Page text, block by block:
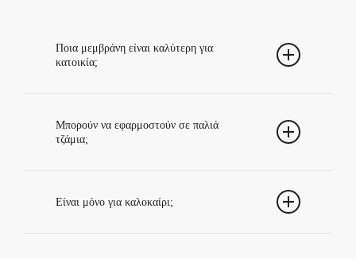
Ποια μεμβράνη είναι καλύτερη για
κατοικία;
καθώς η επιλογή εξαρτάται από τη χρήση,
τον ήλιο και την ιδιωτικότητα.
Μπορούν να εφαρμοστούν σε παλιά
τζάμια;
χρειάζεται έλεγχος της κατάστασης της
Είναι μόνο για καλοκαίρι;